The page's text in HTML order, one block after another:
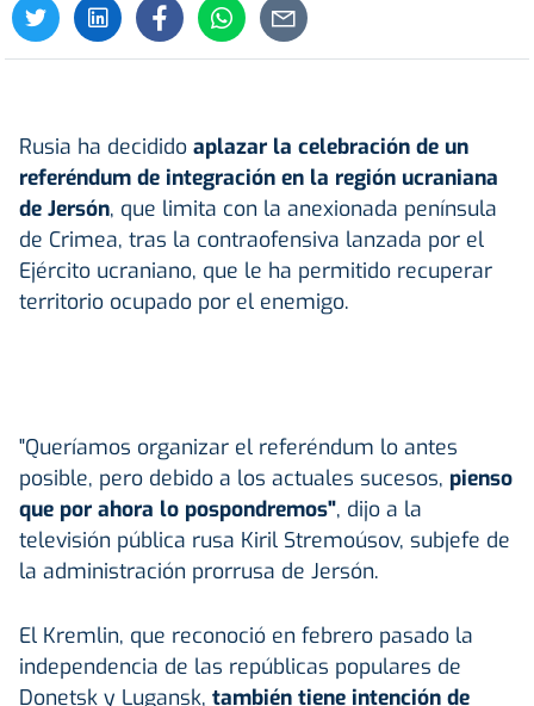
Rusia ha decidido aplazar la celebración de un
referéndum de integración en la región ucraniana
de Jersón, que limita con la anexionada península
de Crimea, tras la contraofensiva lanzada por el
Ejército ucraniano, que le ha permitido recuperar
territorio ocupado por el enemigo.
"Queríamos organizar el referéndum lo antes
posible, pero debido a los actuales sucesos, pienso
que por ahora lo pospondremos", dijo a la
televisión pública rusa Kiril Stremoúsov, subjefe de
la administración prorrusa de Jersón.
El Kremlin, que reconoció en febrero pasado la
independencia de las repúblicas populares de
Donetsk y Lugansk, también tiene intención de